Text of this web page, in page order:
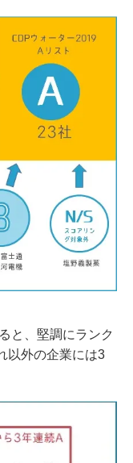
と、堅調にランク
以外の企業には3